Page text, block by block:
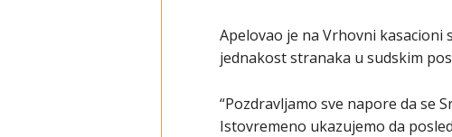
Apelovao je na Vrhovni
jednakost stranaka u sudskim
“Pozdravljamo sve napore da se
Istovremeno ukazujemo da